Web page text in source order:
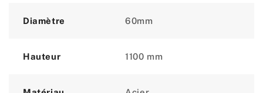
Diamètre 60mm
Hauteur 1100 mm